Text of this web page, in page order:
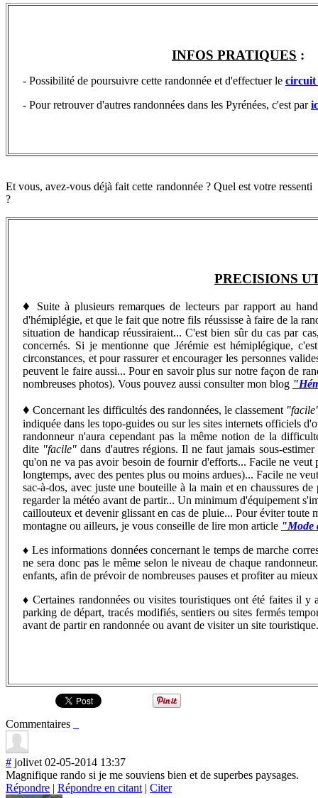
INFOS PRATIQUES :
- Possibilité de poursuivre cette randonnée et d'effectuer le circuit
- Pour retrouver d'autres randonnées dans les Pyrénées, c'est par
Et vous, avez-vous déjà fait cette randonnée ? Quel est votre ressenti
?
PRECISIONS
♦
Suite à plusieurs remarques de lecteurs par rapport au
d'hémiplégie, et que le fait que notre fils réussisse à faire de la
situation de handicap réussiraient... C'est bien sûr du cas par
concernés. Si je mentionne que Jérémie est hémiplégique,
circonstances, et pour rassurer et encourager les personnes
peuvent le faire aussi...Pour en savoir plus sur notre façon de
nombreuses photos). Vous pouvez aussi consulter mon blog
♦ Concernant les difficultés des randonnées, le classement
indiquée dans les topo-guides ou sur les sites internets officiels
randonneur n'aura cependant pas la même notion de la
dite "facile" dans d'autres régions. Il ne faut jamais sous-
qu'on ne va pas avoir besoin de fournir d'efforts... Facile ne
longtemps, avec des pentes plus ou moins ardues)... Facile ne
sac-à-dos, avec juste une bouteille à la main et en chaussures
regarder la météo avant de partir... Un minimum d'équipement
caillouteux et devenir glissant en cas de pluie... Pour éviter toute
montagne ou ailleurs, je vous conseille de lire mon article "Mode
♦ Les informations données concernant le temps de marche
ne sera donc pas le même selon le niveau de chaque
enfants, afin de prévoir de nombreuses pauses et profiter au
♦Certaines randonnées ou visites touristiques ont été faites il y
parking de départ, tracés modifiés, sentiers ou sites fermés
avant de partir en randonnée ou avant de visiter un site
Commentaires
# jolivet 02-05-2014 13:37
Magnifique rando si je me souviens bien et de superbes paysages.
Répondre | Répondre en citant | Citer